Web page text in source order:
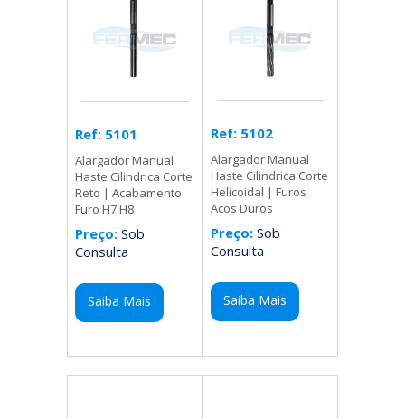
Ref: 5101
Alargador Manual
Haste Cilindrica Corte
Reto | Acabamento
Furo H7 H8
Preço: Sob
Consulta
Saiba Mais
Ref: 5102
Alargador Manual
Haste Cilindrica Corte
Helicoidal | Furos
Acos Duros
Preço:Sob
Consulta
Saiba Mais